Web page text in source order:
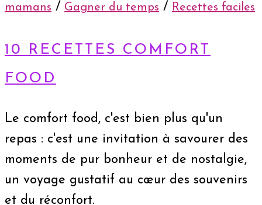
mamans / Gagner du temps / Recettes faciles
10 RECETTES COMFORT
FOOD
Le comfort food, c'est bien plus qu'un
repas : c'est une invitation à savourer des
moments de pur bonheur et de nostalgie,
un voyage gustatif au cœur des souvenirs
et du réconfort.